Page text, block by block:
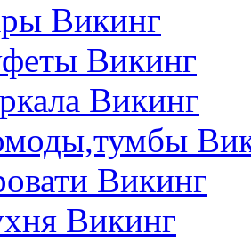
Викинг
Викинг
Викинг
Викинг
Викинг